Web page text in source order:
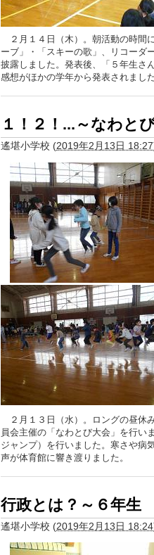
２月１４日（木）。朝活動の時間
ーブ」・「スキーの歌」、リコーダ
披露しました。発表後、「５年生さ
感想がほかの学年から発表されまし
１！２！...～なわと
遙堪小学校 (2019年2月13日 18:27
２月１３日（水）。ロングの昼休
員会主催の「なわとび大会」を行い
ジャンプ）を行いました。寒さや病
声が体育館に響き渡りました。
行政とは？～６年生
遙堪小学校 (2019年2月13日 18:24